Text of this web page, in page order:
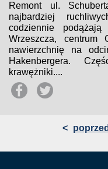
Remont ul.
najbardziej
codziennie
Wrzeszcza, centrum
nawierzchnię na
Hakenbergera.
krawężniki....
<